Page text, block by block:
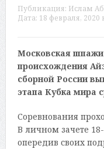
Публикация: Ислам
Дата: 18 февраля, 2020
Московская
происхождения
сборной России
этапа Кубка мира
Соревнования
В личном зачете
опередив своих